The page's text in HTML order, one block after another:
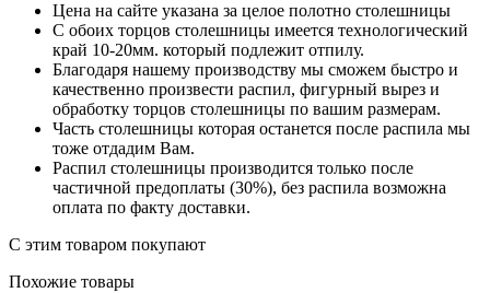
Цена на сайте указана за целое полотно столешницы
С обоих торцов столешницы имеется технологический
край 10-20мм. который подлежит отпилу.
Благодаря нашему производству мы сможем быстро и
качественно произвести распил, фигурный вырез и
обработку торцов столешницы по вашим размерам.
Часть столешницы которая останется после распила мы
тоже отдадим Вам.
Распил столешницы производится только после
частичной предоплаты (30%), без распила возможна
оплата по факту доставки.
С этим товаром покупают
Похожие товары